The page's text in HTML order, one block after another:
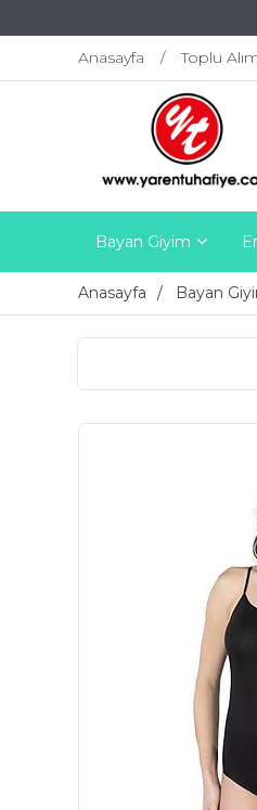
Anasayfa Toplu
Bayan Giyim
Anasayfa Bayan
2200 TL